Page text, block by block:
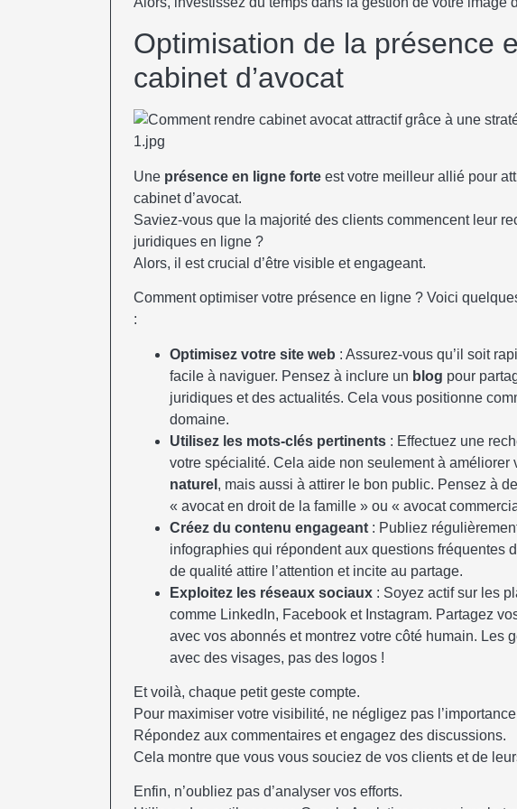
Optimisation de la présence
cabinet d’avocat
Une présence en ligne forte est votre meilleur allié pour
cabinet d’avocat.
Saviez-vous que la majorité des clients commencent leur
juridiques en ligne ?
Alors, il est crucial d’être visible et engageant.
Comment optimiser votre présence en ligne ? Voici
:
Optimisez votre site web : Assurez-vous qu’il soit
facile à naviguer. Pensez à inclure un blog pour
juridiques et des actualités. Cela vous positionne
domaine.
Utilisez les mots-clés pertinents : Effectuez une
votre spécialité. Cela aide non seulement à améliorer
naturel , mais aussi à attirer le bon public. Pensez à
« avocat en droit de la famille » ou « avocat
Créez du contenu engageant : Publiez
infographies qui répondent aux questions fréquentes
de qualité attire l’attention et incite au partage.
Exploitez les réseaux sociaux : Soyez actif sur les
comme LinkedIn, Facebook et Instagram. Partagez
avec vos abonnés et montrez votre côté humain. Les
avec des visages, pas des logos !
Et voilà, chaque petit geste compte.
Pour maximiser votre visibilité, ne négligez pas
Répondez aux commentaires et engagez des discussions.
Cela montre que vous vous souciez de vos clients et de
Enfin, n’oubliez pas d’analyser vos efforts.